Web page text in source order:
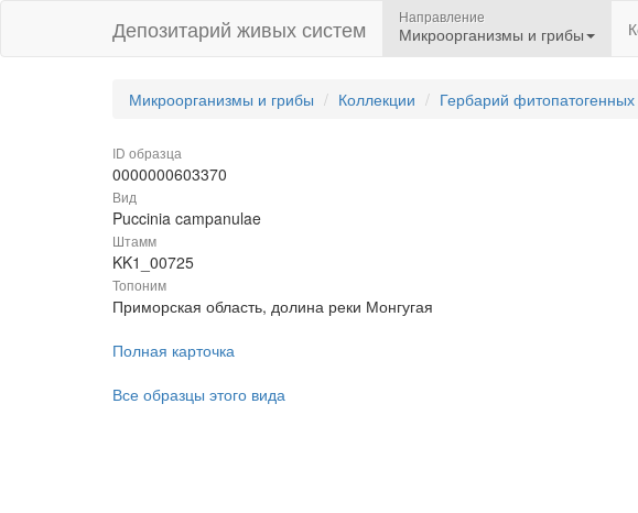
Депозитарий живых систем Направление
Микроорганизмы и грибы
Микроорганизмы и грибы Коллекции Гербарий фитопатогенных
ID образца
0000000603370
Вид
Puccinia campanulae
Штамм
KK1_00725
Топоним
Приморская область, долина реки Монгугая
Полная карточка
Все образцы этого вида